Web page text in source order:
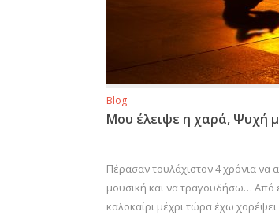
Blog
Μου έλειψε η χαρά, Ψυχή
Πέρασαν τουλάχιστον 4 χρόνια να
μουσική και να τραγουδήσω… Από
καλοκαίρι μέχρι τώρα έχω